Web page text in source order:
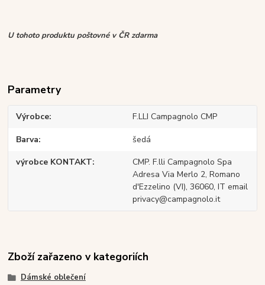
U tohoto produktu poštovné v ČR zdarma
Parametry
Výrobce F.LLI Campagnolo CMP
Barva šedá
výrobce KONTAKT
CMP. F.lli Campagnolo Spa
Adresa Via Merlo 2, Romano
d'Ezzelino (VI), 36060, IT email
privacy@campagnolo.it
Zboží zařazeno v kategoriích
Dámské oblečení